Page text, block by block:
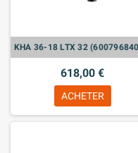
618,00 €
ACHETER